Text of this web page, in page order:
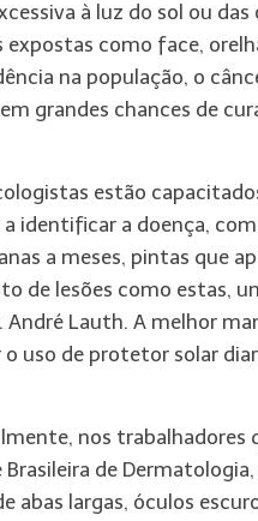
à luz do sol ou
como face,
na população, o
grandes chances de
estão
identificar a doença,
a meses, pintas que
de lesões como estas,
Lauth. A melhor
uso de protetor solar
nos trabalhadores
Brasileira de
abas largas, óculos